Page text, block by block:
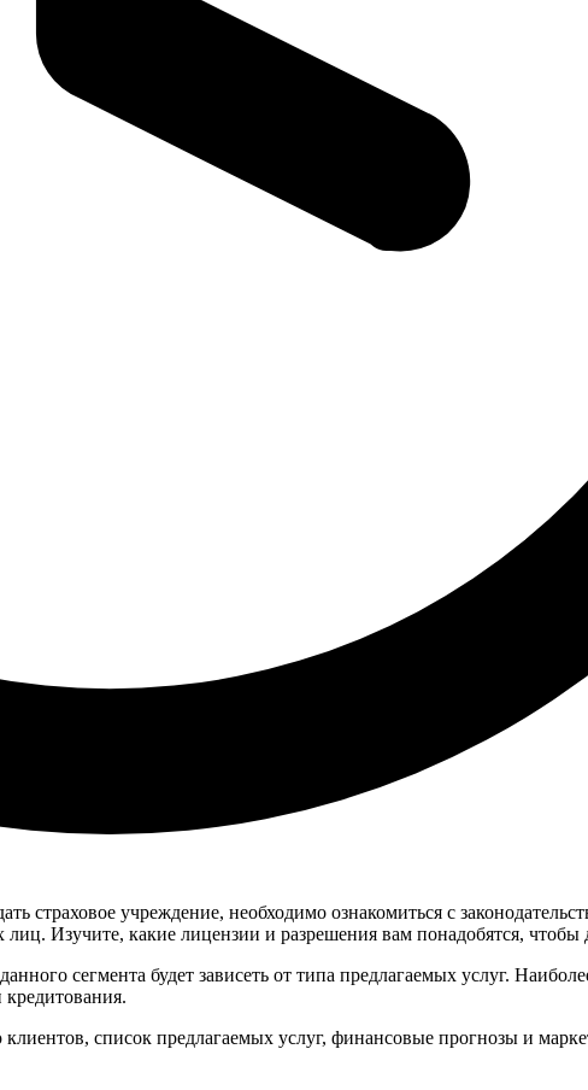
страховое учреждение, необходимо ознакомиться с
Изучите, какие лицензии и разрешения вам понадобятся, чтобы
сегмента будет зависеть от типа предлагаемых услуг.
список предлагаемых услуг, финансовые прогнозы и